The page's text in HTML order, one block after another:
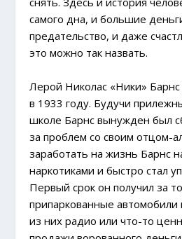
самого дна, и большие
предательство, и даже
это можно так назвать.
Лерой Николас «Ники»
в 1933 году. Будучи
школе Барнс вынужден был
за проблем со своим отцом-
заработать на жизнь Барнс
наркотиками и быстро стал
Первый срок он получил за
припаркованные
из них радио или что-то